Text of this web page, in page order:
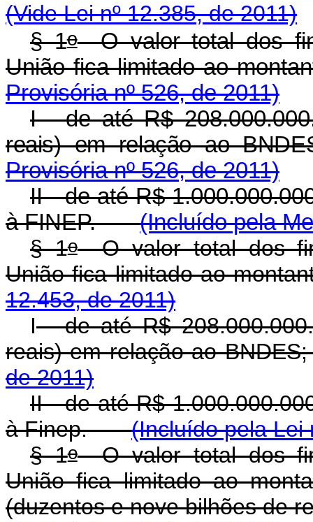
(Vide Lei nº 12.385, de 2011)
§ 1oO valor total dos
União fica limitado ao
Provisória nº 526, de 2011)
I - de até R$
reais) em relação ao
Provisória nº 526, de 2011)
II - de até R$
à FINEP.(Incluído pela
§ 1oO valor total dos
União fica limitado ao
12.453, de 2011)
I- de até R$
reais) em relação ao
de 2011)
II - de até R$
à Finep.(Incluído pela Lei
§ 1oO valor total dos
União fica limitado ao
(duzentos e nove bilhões